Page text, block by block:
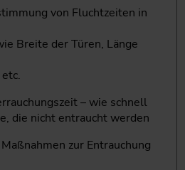
von Fluchtzeiten in
Breite der Türen, Länge
– wie schnell
die nicht entraucht werden
zur Entrauchung